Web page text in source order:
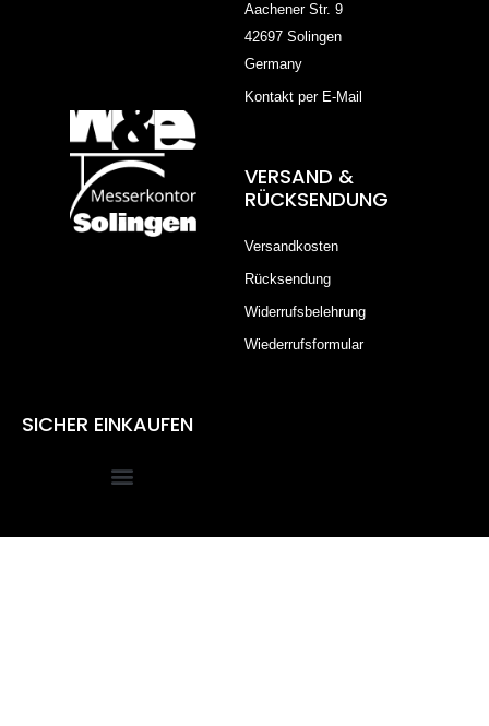
Aachener Str. 9
42697 Solingen
Germany
Kontakt per E-Mail
VERSAND &
RÜCKSENDUNG
Versandkosten
Rücksendung
Widerrufsbelehrung
Wiederrufsformular
SICHER EINKAUFEN